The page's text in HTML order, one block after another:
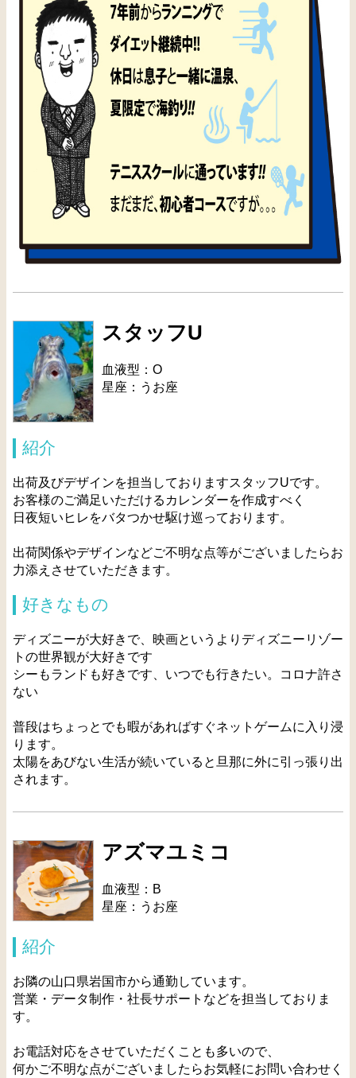
スタッフU
血液型：O
星座：うお座
紹介
出荷及びデザインを担当しておりますスタッフUです。
お客様のご満足いただけるカレンダーを作成すべく
日夜短いヒレをバタつかせ駆け巡っております。
出荷関係やデザインなどご不明な点等がございましたらお
力添えさせていただきます。
好きなもの
ディズニーが大好きで、映画というよりディズニーリゾー
トの世界観が大好きです
シーもランドも好きです、いつでも行きたい。コロナ許さ
ない
普段はちょっとでも暇があればすぐネットゲームに入り浸
ります。
太陽をあびない生活が続いていると旦那に外に引っ張り出
されます。
アズマユミコ
血液型：B
星座：うお座
紹介
お隣の山口県岩国市から通勤しています。
営業・データ制作・社長サポートなどを担当しておりま
す。
お電話対応をさせていただくことも多いので、
何かご不明な点がございましたらお気軽にお問い合わせく